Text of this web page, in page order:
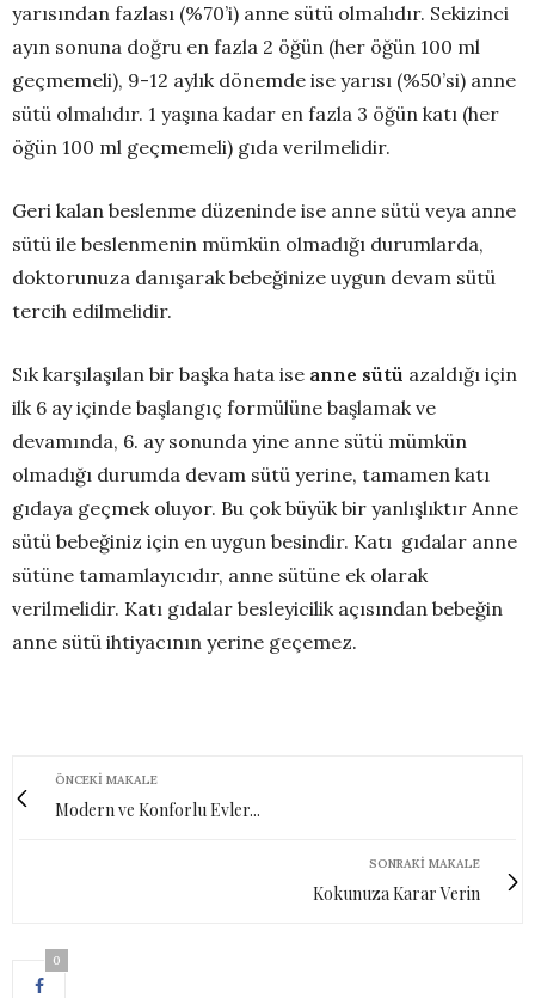
yarısından fazlası (%70’i) anne sütü olmalıdır. Sekizinci
ayın sonuna doğru en fazla 2 öğün (her öğün 100 ml
geçmemeli), 9-12 aylık dönemde ise yarısı (%50’si) anne
sütü olmalıdır. 1 yaşına kadar en fazla 3 öğün katı (her
öğün 100 ml geçmemeli) gıda verilmelidir.
Geri kalan beslenme düzeninde ise anne sütü veya anne
sütü ile beslenmenin mümkün olmadığı durumlarda,
doktorunuza danışarak bebeğinize uygun devam sütü
tercih edilmelidir.
Sık karşılaşılan bir başka hata ise anne sütü azaldığı için
ilk 6 ay içinde başlangıç formülüne başlamak ve
devamında, 6. ay sonunda yine anne sütü mümkün
olmadığı durumda devam sütü yerine, tamamen katı
gıdaya geçmek oluyor. Bu çok büyük bir yanlışlıktır Anne
sütü bebeğiniz için en uygun besindir. Katı gıdalar anne
sütüne tamamlayıcıdır, anne sütüne ek olarak
verilmelidir. Katı gıdalar besleyicilik açısından bebeğin
anne sütü ihtiyacının yerine geçemez.
ÖNCEKI MAKALE
Modern ve Konforlu Evler...
SONRAKI MAKALE
Kokunuza Karar Verin
0